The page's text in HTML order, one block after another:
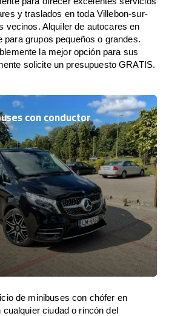
y traslados en toda Villebon-sur-
vecinos. Alquiler de autocares en
para grupos pequeños o grandes.
la mejor opción para sus
solicite un presupuesto GRATIS.
con conductor
de minibuses con chófer en
ciudad o rincón del